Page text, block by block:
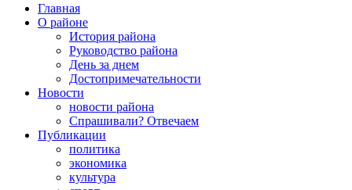
Главная
О районе
История района
Руководство района
День за днем
Достопримечательности
Новости
новости района
Спрашивали? Отвечаем
Публикации
политика
экономика
культура